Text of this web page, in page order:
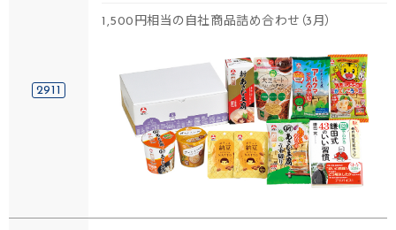
2911
1,500円相当の自社商品詰め合わせ（3月）